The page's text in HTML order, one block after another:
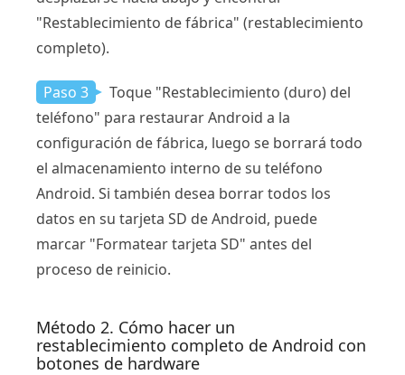
"Restablecimiento de fábrica" ​​(restablecimiento
completo).
Paso 3
Toque "Restablecimiento (duro) del
teléfono" para restaurar Android a la
configuración de fábrica, luego se borrará todo
el almacenamiento interno de su teléfono
Android. Si también desea borrar todos los
datos en su tarjeta SD de Android, puede
marcar "Formatear tarjeta SD" antes del
proceso de reinicio.
Método 2. Cómo hacer un
restablecimiento completo de Android con
botones de hardware